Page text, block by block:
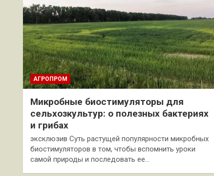
АГРОПРОМ
Микробные биостимуляторы для
сельхозкультур: о полезных бактериях
и грибах
эксклюзив Суть растущей популярности микробных
биостимуляторов в том, чтобы вспомнить уроки
самой природы и последовать ее…